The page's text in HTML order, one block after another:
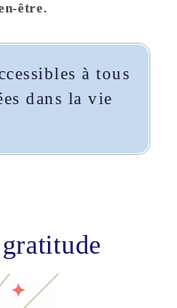
être.
à tous
dans la vie